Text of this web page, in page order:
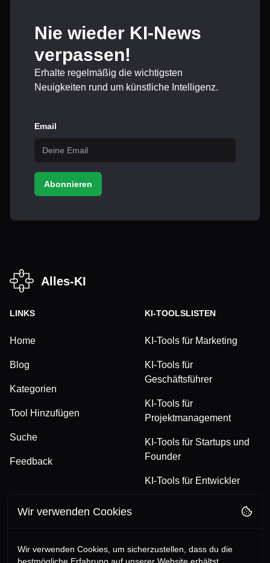
Nie wieder KI-News
verpassen!
Erhalte regelmäßig die wichtigsten
Neuigkeiten rund um künstliche Intelligenz.
Email
Abonnieren
Alles-KI
LINKS
Home
Blog
Kategorien
Tool Hinzufügen
Suche
Feedback
KI-TOOLSLISTEN
KI-Tools für Marketing
KI-Tools für
Geschäftsführer
KI-Tools für
Projektmanagement
KI-Tools für Startups und
Founder
KI-Tools für Entwickler
FOLGE UNS
Wir verwenden Cookies
Wir verwenden Cookies, um sicherzustellen, dass du die